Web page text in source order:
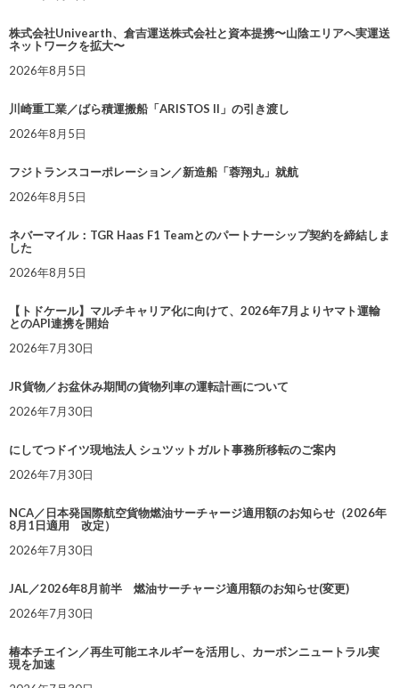
株式会社Univearth、倉吉運送株式会社と資本提携〜山陰エリアへ実運送
ネットワークを拡大〜
2026年8月5日
川崎重工業／ばら積運搬船「ARISTOS II」の引き渡し
2026年8月5日
フジトランスコーポレーション／新造船「蓉翔丸」就航
2026年8月5日
ネバーマイル：TGR Haas F1 Teamとのパートナーシップ契約を締結しま
した
2026年8月5日
【トドケール】マルチキャリア化に向けて、2026年7月よりヤマト運輸
とのAPI連携を開始
2026年7月30日
JR貨物／お盆休み期間の貨物列車の運転計画について
2026年7月30日
にしてつドイツ現地法人 シュツットガルト事務所移転のご案内
2026年7月30日
NCA／日本発国際航空貨物燃油サーチャージ適用額のお知らせ（2026年
8月1日適用 改定）
2026年7月30日
JAL／2026年8月前半 燃油サーチャージ適用額のお知らせ(変更)
2026年7月30日
椿本チエイン／再生可能エネルギーを活用し、カーボンニュートラル実
現を加速